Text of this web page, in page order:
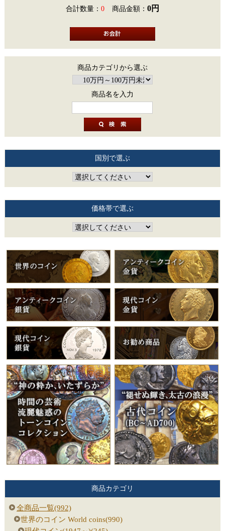
合計数量： 0 商品金額： 0円
商品カテゴリから選ぶ
商品名を入力
国別で選ぶ
価格帯で選ぶ
商品カテゴリ
全商品一覧(992)
世界のコイン World coins(990)